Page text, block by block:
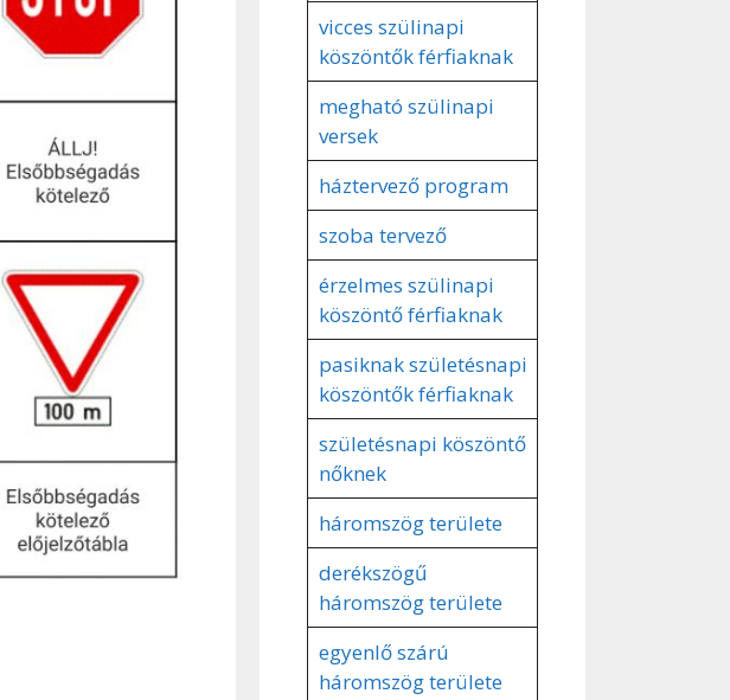
vicces szülinapi
köszöntők férfiaknak
megható szülinapi
versek
háztervező program
szoba tervező
érzelmes szülinapi
köszöntő férfiaknak
pasiknak születésnapi
köszöntők férfiaknak
születésnapi köszöntő
nőknek
háromszög területe
derékszögű
háromszög területe
egyenlő szárú
háromszög területe